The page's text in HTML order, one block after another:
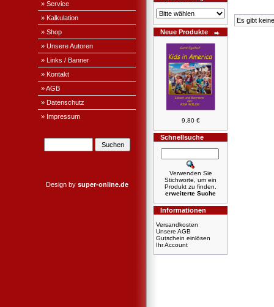
» Service
» Kalkulation
» Shop
» Unsere Autoren
» Links / Banner
» Kontakt
» AGB
» Datenschutz
» Impressum
Design by super-online.de
Neue Produkte
9,80 €
Schnellsuche
Verwenden Sie
Stichworte, um ein
Produkt zu finden.
erweiterte Suche
Informationen
Versandkosten
Unsere AGB
Gutschein einlösen
Ihr Account
Es gibt